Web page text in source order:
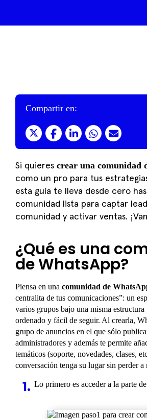
Compartir en:
Si quieres crear una comunidad
como un pro para tus
esta guía te lleva desde cero
comunidad lista para captar
comunidad y activar ventas.
¿Qué es una
de WhatsApp?
Piensa en una comunidad de
centralita de tus comunicaciones”: un
varios grupos bajo una misma estructura
ordenado y fácil de seguir. Al crearla,
grupo de anuncios en el que sólo
administradores y además te permite
temáticos (soporte, novedades, clases,
conversación tenga su lugar sin perder
Lo primero es acceder a la parte